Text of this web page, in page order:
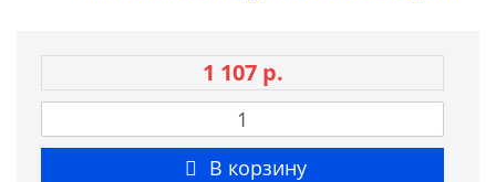
1 107 р.
В корзину